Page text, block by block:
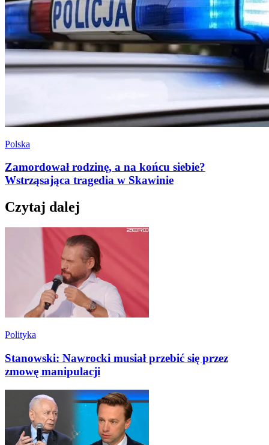
Polska
Zamordował rodzinę, a na końcu siebie?
Wstrząsająca tragedia w Skawinie
Czytaj dalej
Polityka
Stanowski: Nawrocki musiał przebić się przez
zmowę manipulacji